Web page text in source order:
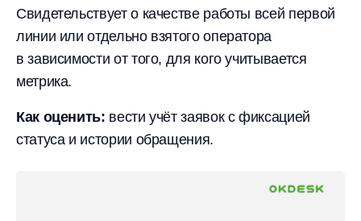
Свидетельствует о качестве работы всей первой
линии или отдельно взятого оператора
в зависимости от того, для кого учитывается
метрика.
Как оценить: вести учёт заявок с фиксацией
статуса и истории обращения.